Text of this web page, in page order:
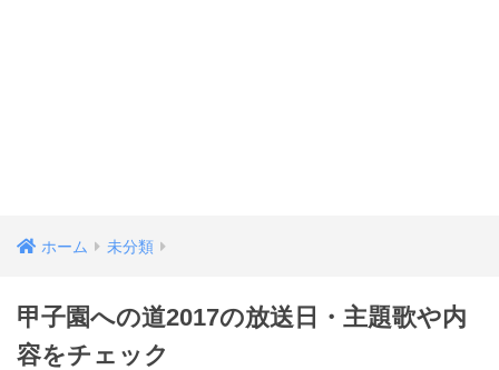
ホーム 未分類
甲子園への道2017の放送日・主題歌や内
容をチェック